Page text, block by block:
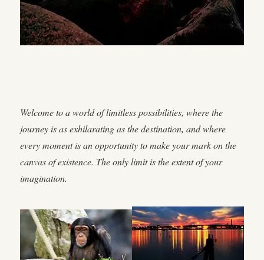
Welcome to a world of limitless possibilities, where the
journey is as exhilarating as the destination, and where
every moment is an opportunity to make your mark on the
canvas of existence. The only limit is the extent of your
imagination.